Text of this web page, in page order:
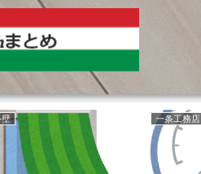
壁 一条工務店